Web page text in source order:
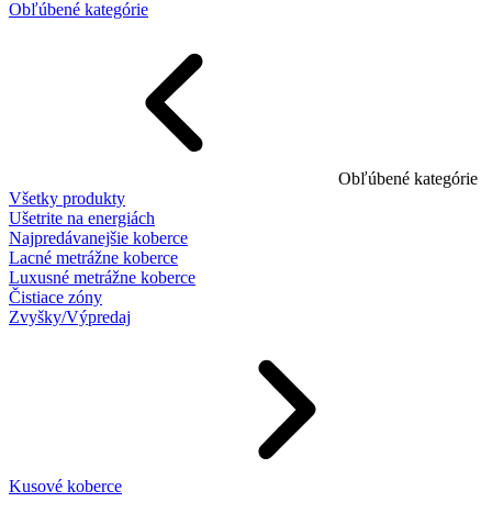
Obľúbené kategórie
Obľúbené kategórie
Všetky produkty
Ušetrite na energiách
Najpredávanejšie koberce
Lacné metrážne koberce
Luxusné metrážne koberce
Čistiace zóny
Zvyšky/Výpredaj
Kusové koberce